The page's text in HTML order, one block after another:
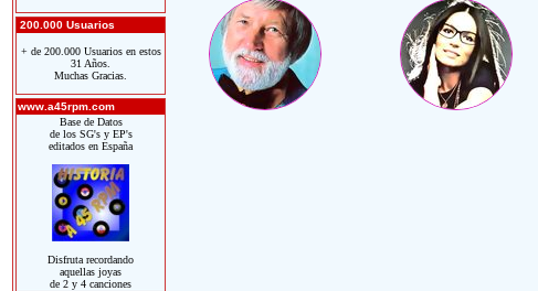
200.000 Usuarios
+ de 200.000 Usuarios en estos
31 Años.
Muchas Gracias.
www.a45rpm.com
Base de Datos
de los SG's y EP's
editados en España
Disfruta recordando
aquellas joyas
de 2 y 4 canciones